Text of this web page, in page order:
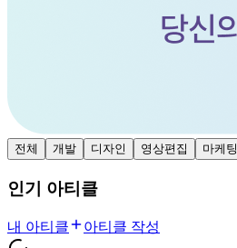
전체 개발 디자인 영상편집 마케팅
인기 아티클
내 아티클 아티클 작성